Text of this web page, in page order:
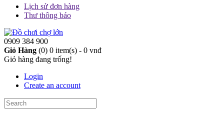
Lịch sử đơn hàng
Thư thông báo
0909 384 900
Giỏ Hàng (0) 0 item(s) - 0 vnđ
Giỏ hàng đang trống!
Login
Create an account